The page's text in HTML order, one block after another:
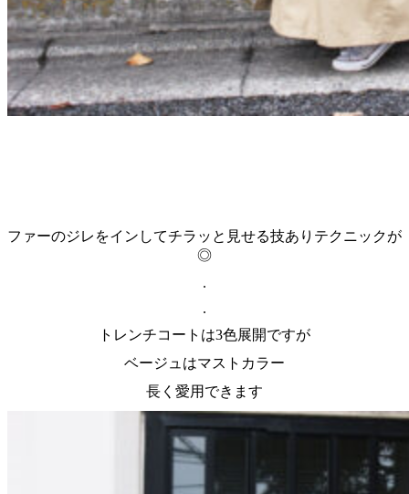
ファーのジレをインしてチラッと見せる技ありテクニックが
◎
.
.
トレンチコートは3色展開ですが
ベージュはマストカラー
長く愛用できます